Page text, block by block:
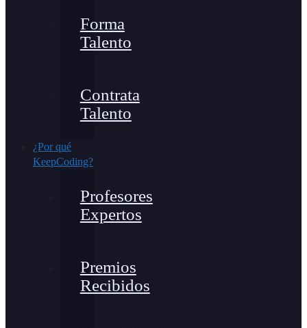
Forma
Talento
Contrata
Talento
¿Por qué
KeepCoding?
Profesores
Expertos
Premios
Recibidos